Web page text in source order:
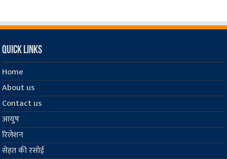
Quick Links
Home
About us
Contact us
आयुष
रिलेशन
सेहत की रसोई